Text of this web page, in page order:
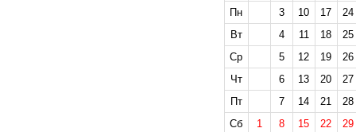
Пн
3 10 17
24
Вт
4 11 18
25
Ср
5 12 19
26
Чт
6 13 20
27
Пт
7 14 21
28
Сб
1 8 15 22
29